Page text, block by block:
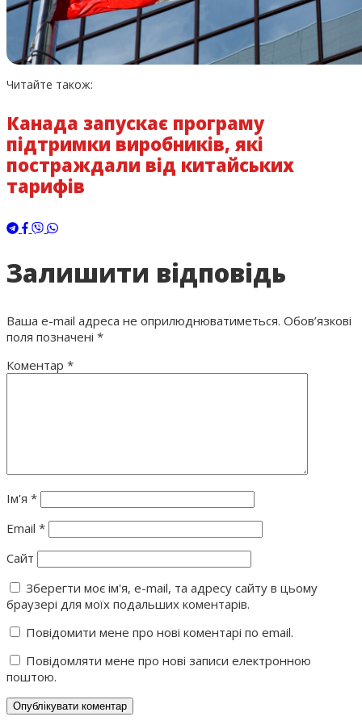
Читайте також:
Канада запускає програму
підтримки виробників, які
постраждали від китайських
тарифів
Залишити відповідь
Ваша e-mail адреса не оприлюднюватиметься. Обов’язкові
поля позначені *
Коментар *
Ім'я *
Email *
Сайт
Зберегти моє ім'я, e-mail, та адресу сайту в цьому
браузері для моїх подальших коментарів.
Повідомити мене про нові коментарі по email.
Повідомляти мене про нові записи електронною
поштою.